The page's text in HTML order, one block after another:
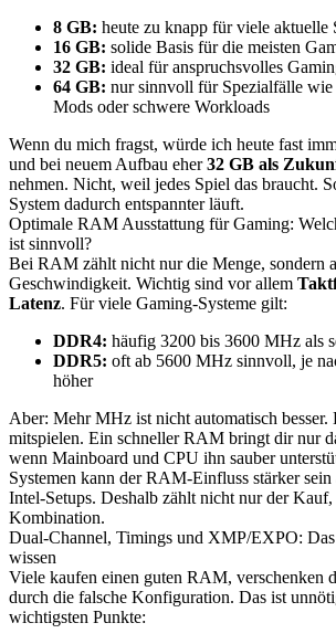
8 GB: heute zu knapp für viele aktuelle
16 GB: solide Basis für die meisten
32 GB: ideal für anspruchsvolles
64 GB: nur sinnvoll für Spezialfälle wie
Mods oder schwere Workloads
Wenn du mich fragst, würde ich heute fast
und bei neuem Aufbau eher32 GB als
nehmen. Nicht, weil jedes Spiel das braucht.
System dadurch entspannter läuft.
Optimale RAM Ausstattung für Gaming:
ist sinnvoll?
Bei RAM zählt nicht nur die Menge, sondern
Geschwindigkeit. Wichtig sind vor allem
Latenz. Für viele Gaming-Systeme gilt:
DDR4: häufig 3200 bis 3600 MHz als
DDR5: oft ab 5600 MHz sinnvoll, je
höher
Aber: Mehr MHz ist nicht automatisch besser.
mitspielen. Ein schneller RAM bringt dir nur
wenn Mainboard und CPU ihn sauber
Systemen kann der RAM-Einfluss stärker sein
Intel-Setups. Deshalb zählt nicht nur der Kauf,
Kombination.
Dual-Channel, Timings und XMP/EXPO:
wissen
Viele kaufen einen guten RAM, verschenken
durch die falsche Konfiguration. Das ist
wichtigsten Punkte: